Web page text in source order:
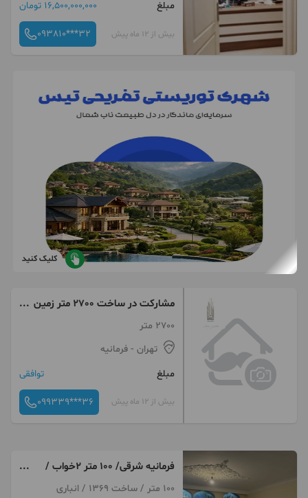
مبلغ
16,500,000,000 تومان
بیش از 12 ماه پیش 093810***32
کلیک کنید
مشارکت در ساخت 2700 متر زمین
فرمانیه
2700 متر
تهران - فرمانیه
مبلغ
توافقی
بیش از 12 ماه پیش 099339***36
فرمانیه شرقى/ ١٠٠ متر 2خواب /
موقعیت ادارى100 متر / ساخت 1369 / انباری